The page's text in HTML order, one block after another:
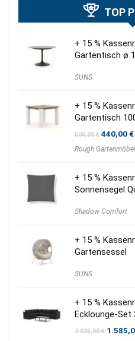
TOP
+ 15 %
Gartentisch ø
SUNS
+ 15 %
Gartentisch
500,00€
war:
440,00€
Rough Gartenmöbel
+ 15 %
Sonnensegel
Shadow Comfort
+ 15 %
Gartensessel
SUNS
+ 15 %
Ecklounge-Set
2.025,00€